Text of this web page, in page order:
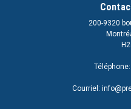
200-9320
Courriel: